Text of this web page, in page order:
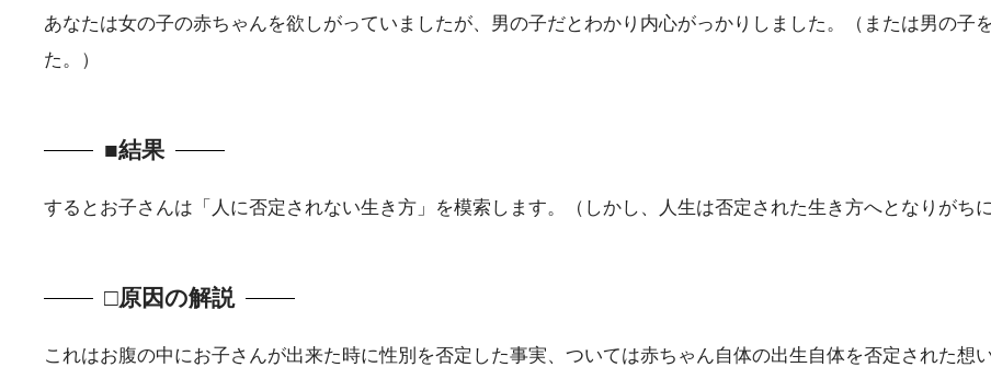
あなたは女の子の赤ちゃんを欲しがっていましたが、男の子だとわかり内心がっかりしました。（または男の子
た。）
■結果
するとお子さんは「人に否定されない生き方」を模索します。（しかし、人生は否定された生き方へとなりがちに
□原因の解説
これはお腹の中にお子さんが出来た時に性別を否定した事実、ついては赤ちゃん自体の出生自体を否定された想